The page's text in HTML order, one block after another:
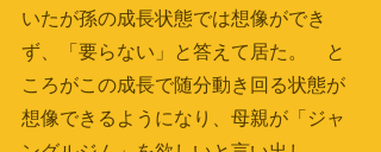
いたが孫の成長状態では想像ができ
ず、「要らない」と答えて居た。　と
ころがこの成長で随分動き回る状態が
想像できるようになり、母親が「ジャ